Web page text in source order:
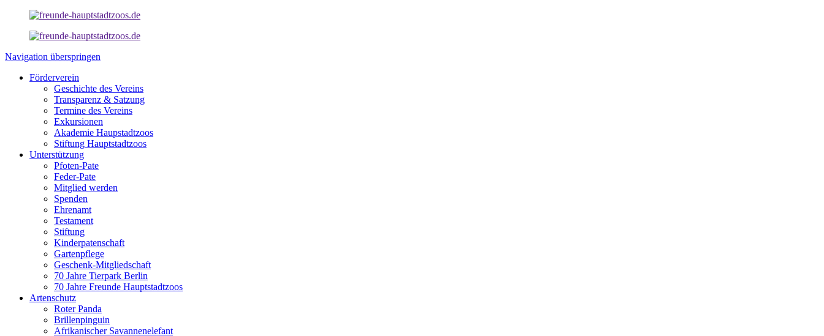
Navigation überspringen
Förderverein
Geschichte des Vereins
Transparenz & Satzung
Termine des Vereins
Exkursionen
Akademie Haupstadtzoos
Stiftung Hauptstadtzoos
Unterstützung
Pfoten-Pate
Feder-Pate
Mitglied werden
Spenden
Ehrenamt
Testament
Stiftung
Kinderpatenschaft
Gartenpflege
Geschenk-Mitgliedschaft
70 Jahre Tierpark Berlin
70 Jahre Freunde Hauptstadtzoos
Artenschutz
Roter Panda
Brillenpinguin
Afrikanischer Savannenelefant